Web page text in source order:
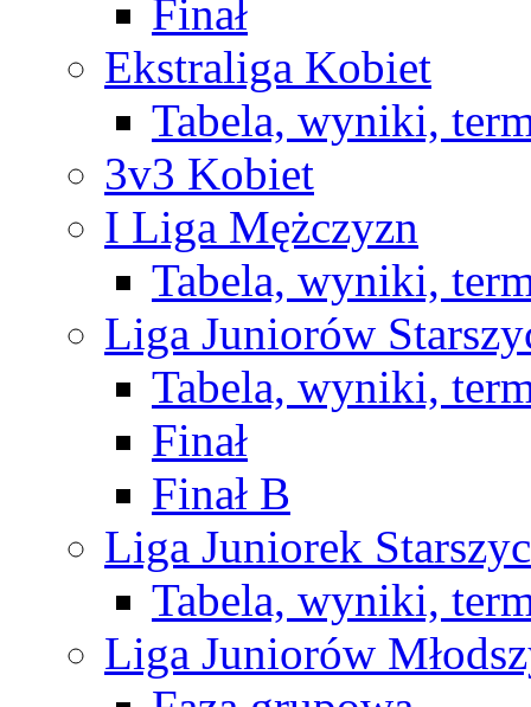
Finał
Ekstraliga Kobiet
Tabela, wyniki,
3v3 Kobiet
I Liga Mężczyzn
Tabela, wyniki,
Liga Juniorów
Tabela, wyniki,
Finał
Finał B
Liga Juniorek
Tabela, wyniki,
Liga Juniorów